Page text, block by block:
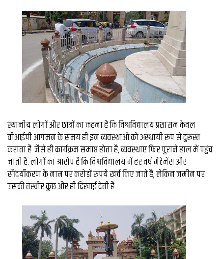
स्थानीय लोगों और छात्रों का कहना है कि विश्वविद्यालय प्रशासन केवल
वीआईपी आगमन के समय ही इन व्यवस्थाओं को अस्थायी रूप से दुरुस्त
कराता है. जैसे ही कार्यक्रम समाप्त होता है, व्यवस्थाएं फिर पुराने हाल में पहुंच
जाती हैं. लोगों का आरोप है कि विश्वविद्यालय में हर वर्ष मेंटेनेंस और
सौंदर्यीकरण के नाम पर करोड़ों रुपये खर्च किए जाते हैं, लेकिन जमीन पर
उसकी तस्वीर कुछ और ही दिखाई देती है.